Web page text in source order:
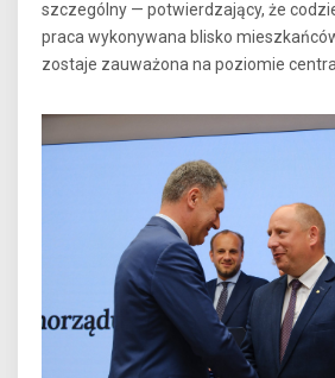
szczególny — potwierdzający, że
praca wykonywana blisko
zostaje zauważona na poziomie